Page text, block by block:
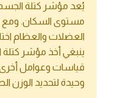
يُعد مؤشر كتلة
مستوى السكان. ومع
العضلات والعظام
ينبغي أخذ مؤشر كتلة
قياسات وعوامل
وحيدة لتحديد